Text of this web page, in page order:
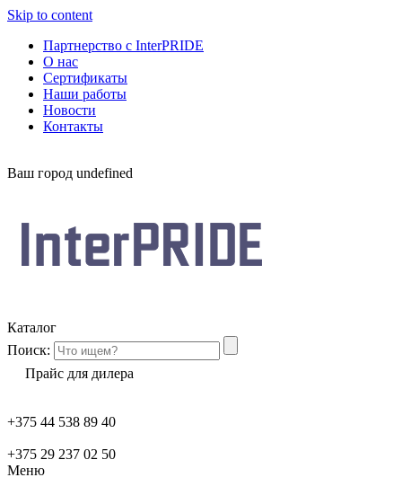
Skip to content
Партнерство с InterPRIDE
О нас
Сертификаты
Наши работы
Новости
Контакты
Ваш город undefined
Каталог
Поиск:
Прайс для дилера
+375 44 538 89 40
+375 29 237 02 50
Меню